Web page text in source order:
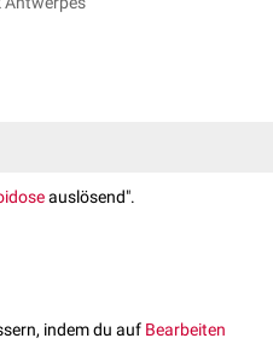
auslösend".
indem du auf Bearbeiten